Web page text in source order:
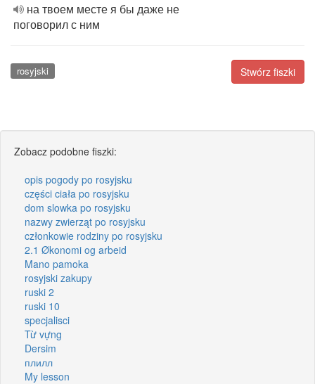
на твоем месте я бы даже не
поговорил с ним
Stwórz fiszki
rosyjski
Zobacz podobne fiszki:
opis pogody po rosyjsku
części ciała po rosyjsku
dom slowka po rosyjsku
nazwy zwierząt po rosyjsku
członkowie rodziny po rosyjsku
2.1 Økonomi og arbeid
Mano pamoka
rosyjski zakupy
ruski 2
ruski 10
specjalisci
Từ vựng
Dersim
плилл
My lesson